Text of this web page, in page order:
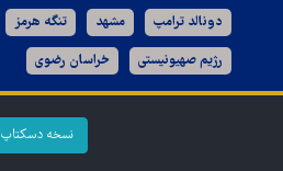
دونالد ترامپ مشهد تنگه هرمز
رژیم صهیونیستی خراسان رضوی
نسخه دسکتاپ